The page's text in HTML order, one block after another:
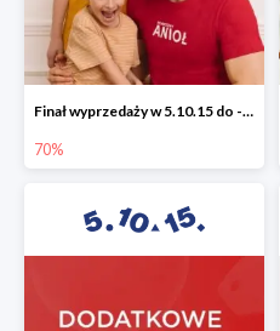
Finał wyprzedaży w 5.10.15 do -70%
70%